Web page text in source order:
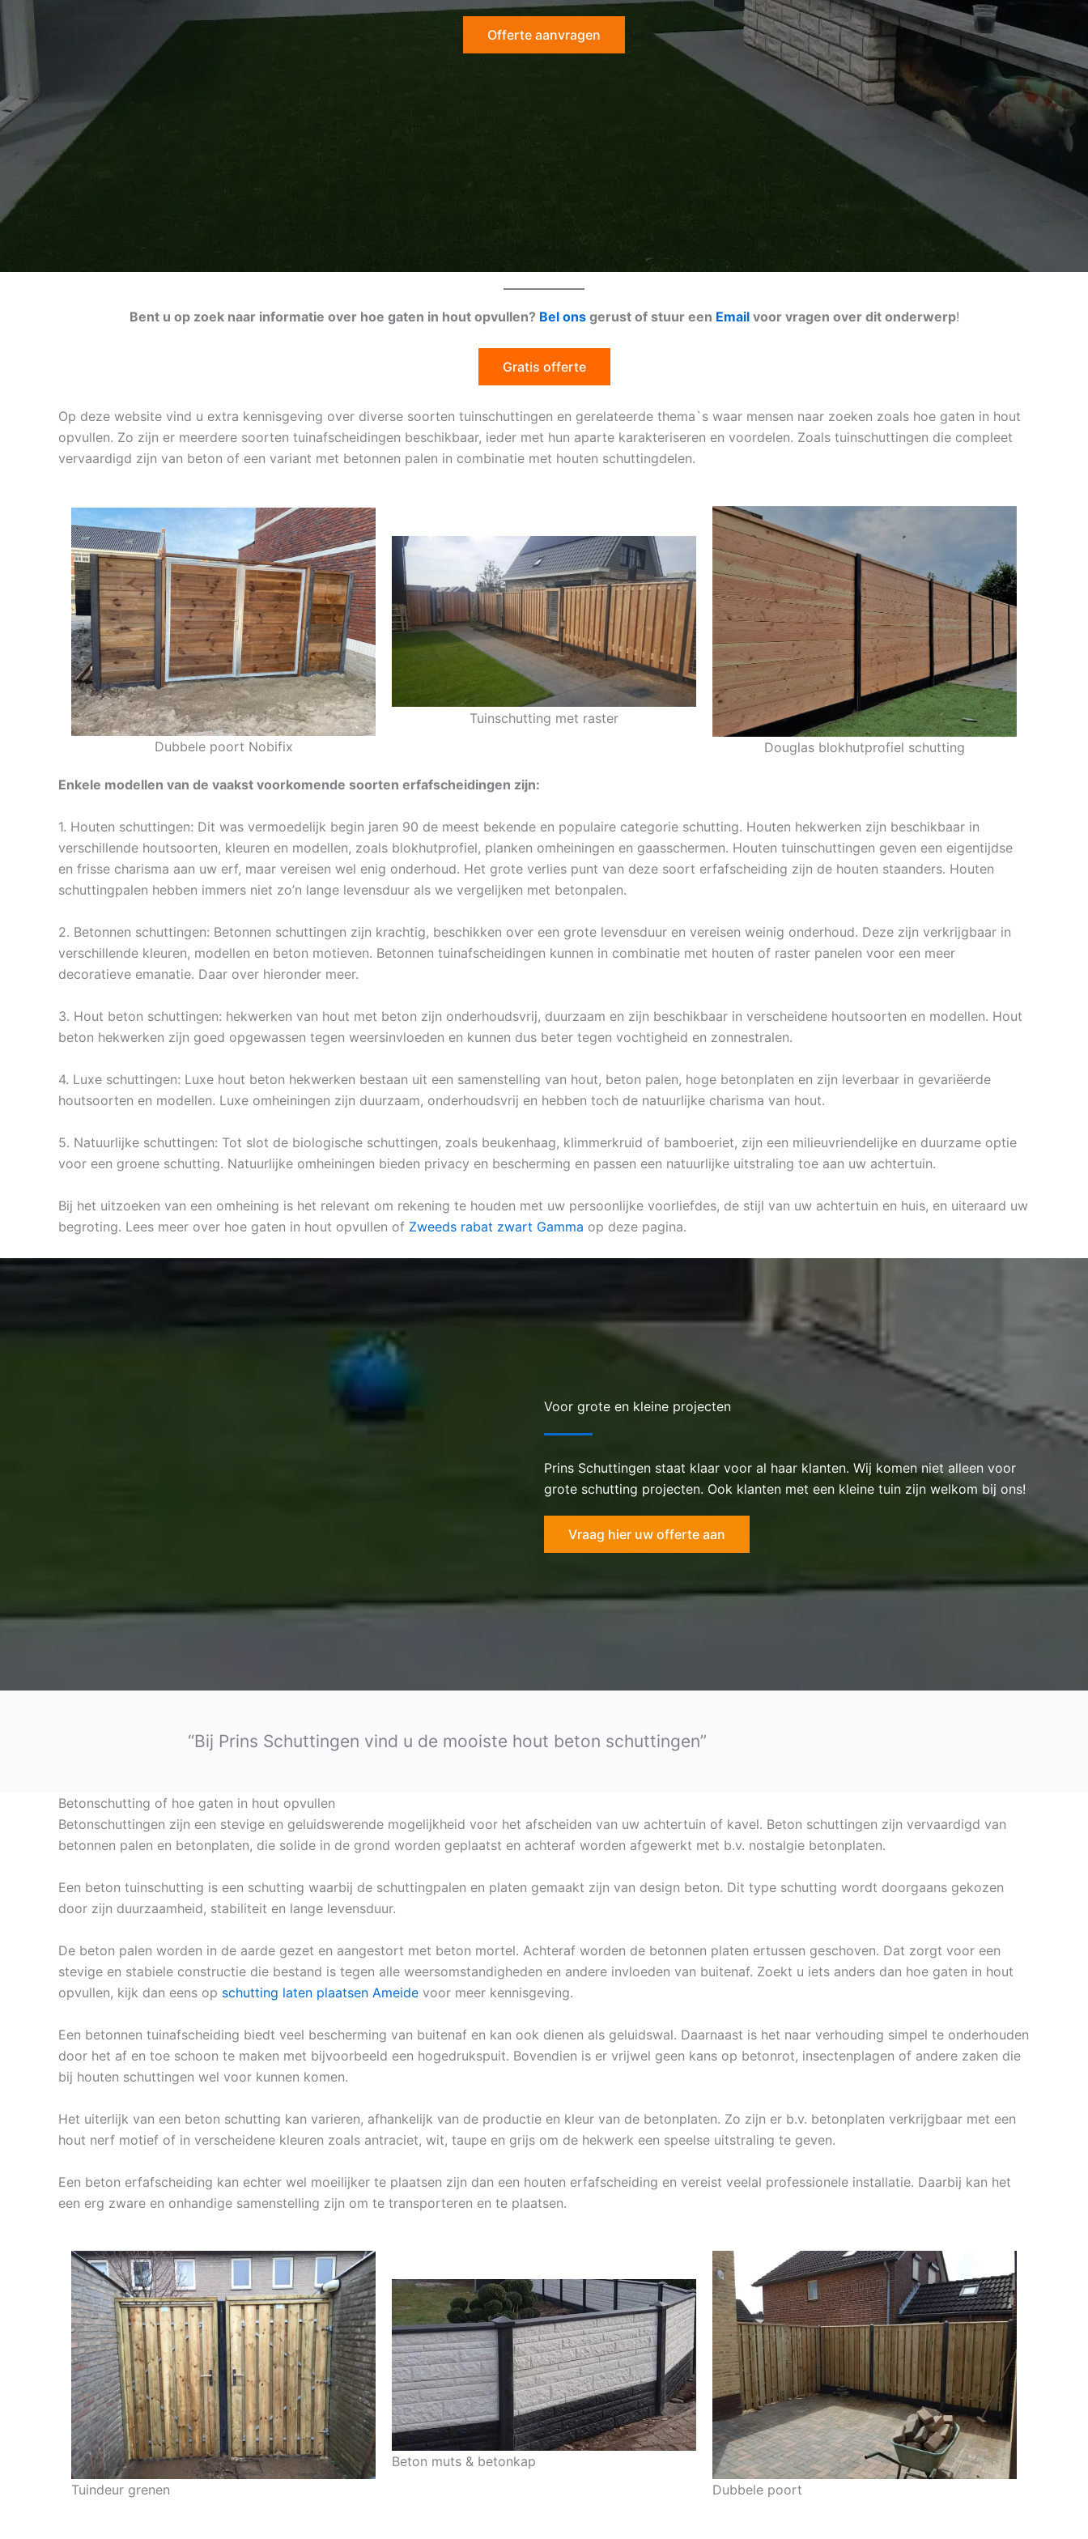
Offerte aanvragen
Bent u op zoek naar informatie over hoe gaten in hout opvullen? Bel onsgerust of stuur een Emailvoor vragen over dit onderwerp!
Gratis offerte
Op deze website vind u extra kennisgeving over diverse soorten tuinschuttingen en gerelateerde thema`s waar mensen naar zoeken zoals hoe gaten in hout
opvullen. Zo zijn er meerdere soorten tuinafscheidingen beschikbaar, ieder met hun aparte karakteriseren en voordelen. Zoals tuinschuttingen die compleet
vervaardigd zijn van beton of een variant met betonnen palen in combinatie met houten schuttingdelen.
Dubbele poort Nobifix
Tuinschutting met raster
Douglas blokhutprofiel schutting
Enkele modellen van de vaakst voorkomende soorten erfafscheidingen zijn:
1. Houten schuttingen: Dit was vermoedelijk begin jaren 90 de meest bekende en populaire categorie schutting. Houten hekwerken zijn beschikbaar in
verschillende houtsoorten, kleuren en modellen, zoals blokhutprofiel, planken omheiningen en gaasschermen. Houten tuinschuttingen geven een eigentijdse
en frisse charisma aan uw erf, maar vereisen wel enig onderhoud. Het grote verlies punt van deze soort erfafscheiding zijn de houten staanders. Houten
schuttingpalen hebben immers niet zo’n lange levensduur als we vergelijken met betonpalen.
2. Betonnen schuttingen: Betonnen schuttingen zijn krachtig, beschikken over een grote levensduur en vereisen weinig onderhoud. Deze zijn verkrijgbaar in
verschillende kleuren, modellen en beton motieven. Betonnen tuinafscheidingen kunnen in combinatie met houten of raster panelen voor een meer
decoratieve emanatie. Daar over hieronder meer.
3. Hout beton schuttingen: hekwerken van hout met beton zijn onderhoudsvrij, duurzaam en zijn beschikbaar in verscheidene houtsoorten en modellen. Hout
beton hekwerken zijn goed opgewassen tegen weersinvloeden en kunnen dus beter tegen vochtigheid en zonnestralen.
4. Luxe schuttingen: Luxe hout beton hekwerken bestaan uit een samenstelling van hout, beton palen, hoge betonplaten en zijn leverbaar in gevariëerde
houtsoorten en modellen. Luxe omheiningen zijn duurzaam, onderhoudsvrij en hebben toch de natuurlijke charisma van hout.
5. Natuurlijke schuttingen: Tot slot de biologische schuttingen, zoals beukenhaag, klimmerkruid of bamboeriet, zijn een milieuvriendelijke en duurzame optie
voor een groene schutting. Natuurlijke omheiningen bieden privacy en bescherming en passen een natuurlijke uitstraling toe aan uw achtertuin.
Bij het uitzoeken van een omheining is het relevant om rekening te houden met uw persoonlijke voorliefdes, de stijl van uw achtertuin en huis, en uiteraard uw
begroting. Lees meer over hoe gaten in hout opvullen of Zweeds rabat zwart Gamma op deze pagina.
Voor grote en kleine projecten
Prins Schuttingen staat klaar voor al haar klanten. Wij komen niet alleen voor
grote schutting projecten. Ook klanten met een kleine tuin zijn welkom bij ons!
Vraag hier uw offerte aan
“Bij Prins Schuttingen vind u de mooiste hout beton schuttingen”
Betonschutting of hoe gaten in hout opvullen
Betonschuttingen zijn een stevige en geluidswerende mogelijkheid voor het afscheiden van uw achtertuin of kavel. Beton schuttingen zijn vervaardigd van
betonnen palen en betonplaten, die solide in de grond worden geplaatst en achteraf worden afgewerkt met b.v. nostalgie betonplaten.
Een beton tuinschutting is een schutting waarbij de schuttingpalen en platen gemaakt zijn van design beton. Dit type schutting wordt doorgaans gekozen
door zijn duurzaamheid, stabiliteit en lange levensduur.
De beton palen worden in de aarde gezet en aangestort met beton mortel. Achteraf worden de betonnen platen ertussen geschoven. Dat zorgt voor een
stevige en stabiele constructie die bestand is tegen alle weersomstandigheden en andere invloeden van buitenaf. Zoekt u iets anders dan hoe gaten in hout
opvullen, kijk dan eens op schutting laten plaatsen Ameide voor meer kennisgeving.
Een betonnen tuinafscheiding biedt veel bescherming van buitenaf en kan ook dienen als geluidswal. Daarnaast is het naar verhouding simpel te onderhouden
door het af en toe schoon te maken met bijvoorbeeld een hogedrukspuit. Bovendien is er vrijwel geen kans op betonrot, insectenplagen of andere zaken die
bij houten schuttingen wel voor kunnen komen.
Het uiterlijk van een beton schutting kan varieren, afhankelijk van de productie en kleur van de betonplaten. Zo zijn er b.v. betonplaten verkrijgbaar met een
hout nerf motief of in verscheidene kleuren zoals antraciet, wit, taupe en grijs om de hekwerk een speelse uitstraling te geven.
Een beton erfafscheiding kan echter wel moeilijker te plaatsen zijn dan een houten erfafscheiding en vereist veelal professionele installatie. Daarbij kan het
een erg zware en onhandige samenstelling zijn om te transporteren en te plaatsen.
Tuindeur grenen
Beton muts & betonkap
Dubbele poort